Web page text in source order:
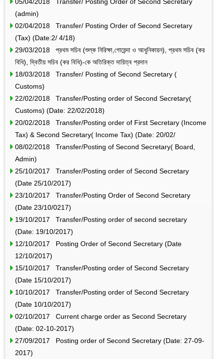
(admin)
02/04/2018 Transfer/ Posting Order of Second Secretary
(Tax) (Date:2/ 4/18)
29/03/2018 প্রথম সচিব (শুল্ক নিরিক্ষা,গোয়েন্দা ও আধুনিকায়ন), প্রথম সচিব (কর
বিধি), দ্বিতীয় সচিব (কর বিধি)-কে অতিরিক্ত দায়িত্ব প্রদান
18/03/2018 Transfer/ Posting of Second Secretary (
Customs)
22/02/2018 Transfer/Posting order of Second Secretary(
Customs) (Date: 22/02/2018)
20/02/2018 Transfer/Posting order of First Secretary (Income
Tax) & Second Secretary( Income Tax) (Date: 20/02/
08/02/2018 Transfer/Posting of Second Secretary( Board,
Admin)
25/10/2017 Transfer/Posting order of Second Secretary
(Date 25/10/2017)
23/10/2017 Transfer/Posting Order of Second Secretary
(Date 23/10/0217)
19/10/2017 Transfer/Posting order of second secretary
(Date: 19/10/2017)
12/10/2017 Posting Order of Second Secretary (Date
12/10/2017)
15/10/2017 Transfer/Posting order of Second Secretary
(Date 15/10/2017)
10/10/2017 Transfer/Posting order of Second Secretary
(Date 10/10/2017)
02/10/2017 Current charge order as Second Secretary
(Date: 02-10-2017)
27/09/2017 Posting order of Second Secretary (Date: 27-09-
2017)